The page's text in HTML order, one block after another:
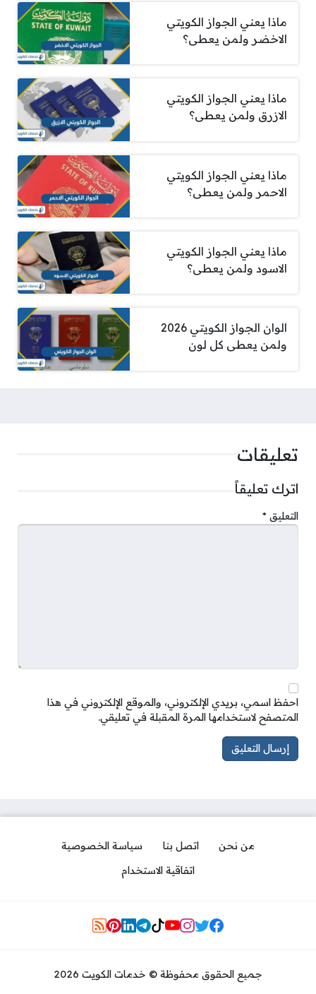
ماذا يعني الجواز الكويتي
الاخضر ولمن يعطى؟
ماذا يعني الجواز الكويتي
الازرق ولمن يعطى؟
ماذا يعني الجواز الكويتي
الاحمر ولمن يعطى؟
ماذا يعني الجواز الكويتي
الاسود ولمن يعطى؟
الوان الجواز الكويتي 2026
ولمن يعطى كل لون
تعليقات
اترك تعليقاً
التعليق *
احفظ اسمي، بريدي الإلكتروني، والموقع الإلكتروني في هذا
المتصفح لاستخدامها المرة المقبلة في تعليقي.
من نحن اتصل بنا
سياسة الخصوصية
اتفاقية الاستخدام
Social Links
جميع الحقوق محفوظة © خدمات الكويت 2026